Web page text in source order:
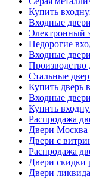
Купить
Входные
Электронный
Недорогие
Входные
Производство
Стальные
Купить дверь
Входные
Купить
Распродажа
Двери Москва
Двери с
Распродажа
Двери скидки
Двери